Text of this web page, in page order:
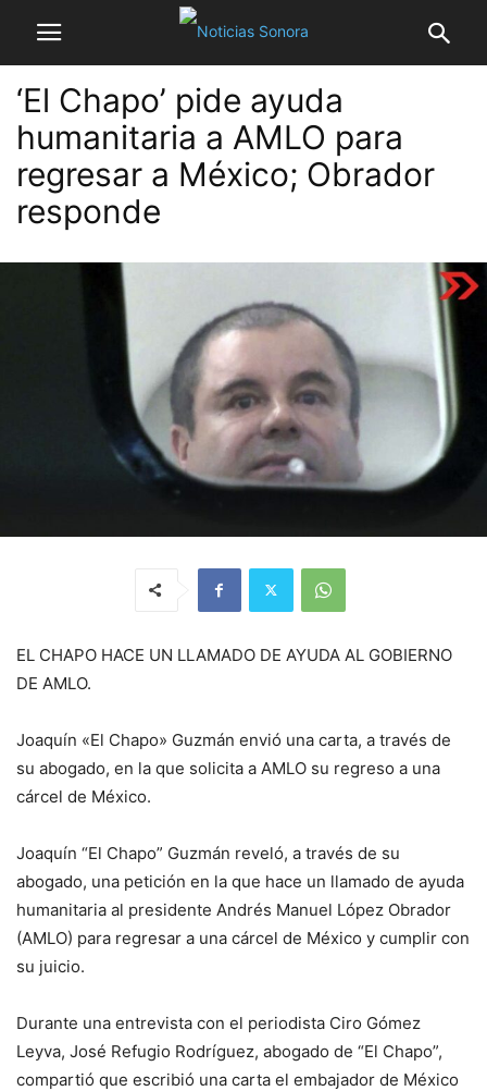
‘El Chapo’ pide ayuda
humanitaria a AMLO para
regresar a México; Obrador
responde
EL CHAPO HACE UN LLAMADO DE AYUDA AL GOBIERNO
DE AMLO.
Joaquín «El Chapo» Guzmán envió una carta, a través de
su abogado, en la que solicita a AMLO su regreso a una
cárcel de México.
Joaquín “El Chapo” Guzmán reveló, a través de su
abogado, una petición en la que hace un llamado de ayuda
humanitaria al presidente Andrés Manuel López Obrador
(AMLO) para regresar a una cárcel de México y cumplir con
su juicio.
Durante una entrevista con el periodista Ciro Gómez
Leyva, José Refugio Rodríguez, abogado de “El Chapo”,
compartió que escribió una carta el embajador de México